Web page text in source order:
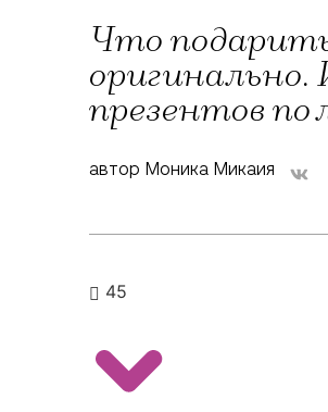
Что
оригинально.
презентов
автор Моника Микаия
45